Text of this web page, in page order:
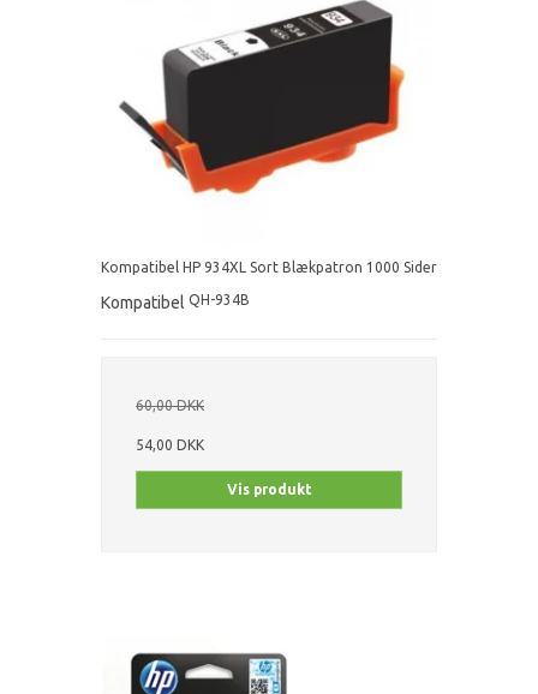
Kompatibel HP 934XL Sort Blækpatron 1000 Sider
Kompatibel QH-934B
60,00 DKK
54,00 DKK
Vis produkt